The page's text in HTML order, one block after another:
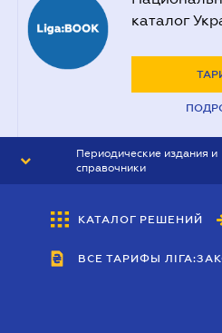
каталог
Периодические издания и
справочники
БУХГАЛТЕР&ЗАКОН
ВЕСТНИК МСФО
КАТАЛОГ РЕШЕНИЙ
ВСЕ ТАРИФЫ